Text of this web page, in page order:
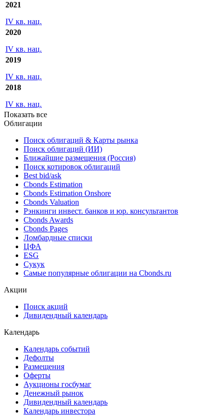
2021
IV кв. нац.
2020
IV кв. нац.
2019
IV кв. нац.
2018
IV кв. нац.
Показать все
Облигации
Поиск облигаций & Карты рынка
Поиск облигаций (ИИ)
Ближайшие размещения (Россия)
Поиск котировок облигаций
Best bid/ask
Cbonds Estimation
Cbonds Estimation Onshore
Cbonds Valuation
Рэнкинги инвест. банков и юр. консультантов
Cbonds Awards
Cbonds Pages
Ломбардные списки
ЦФА
ESG
Сукук
Самые популярные облигации на Cbonds.ru
Акции
Поиск акций
Дивидендный календарь
Календарь
Календарь событий
Дефолты
Размещения
Оферты
Аукционы госбумаг
Денежный рынок
Дивидендный календарь
Календарь инвестора